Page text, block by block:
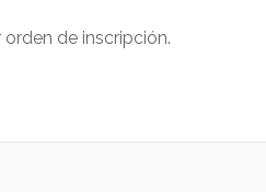
de inscripción.